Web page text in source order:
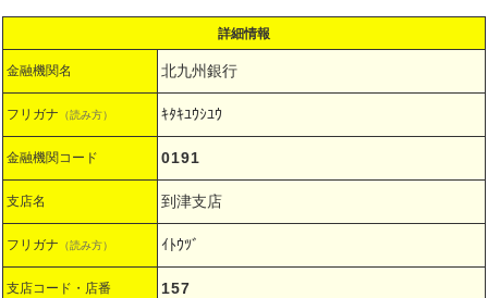
詳細情報
金融機関名 北九州銀行
フリガナ （読み方） ｷﾀｷﾕｳｼﾕｳ
金融機関コード 0191
支店名 到津支店
フリガナ （読み方） ｲﾄｳﾂﾞ
支店コード・店番 157